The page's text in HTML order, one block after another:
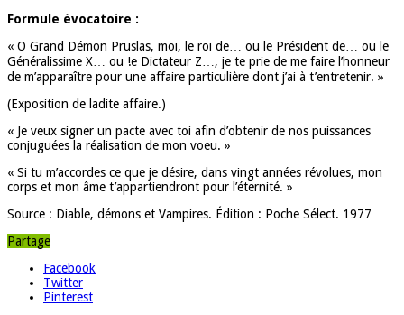
Formule évocatoire :
« O Grand Démon Pruslas, moi, le roi de… ou le Président de… ou le
Généralissime X… ou !e Dictateur Z…, je te prie de me faire l’honneur
de m’apparaître pour une affaire particulière dont j’ai à t’entretenir. »
(Exposition de ladite affaire.)
« Je veux signer un pacte avec toi afin d’obtenir de nos puissances
conjuguées la réalisation de mon voeu. »
« Si tu m’accordes ce que je désire, dans vingt années révolues, mon
corps et mon âme t’appartiendront pour l’éternité. »
Source : Diable, démons et Vampires. Édition : Poche Sélect. 1977
Partage
Facebook
Twitter
Pinterest